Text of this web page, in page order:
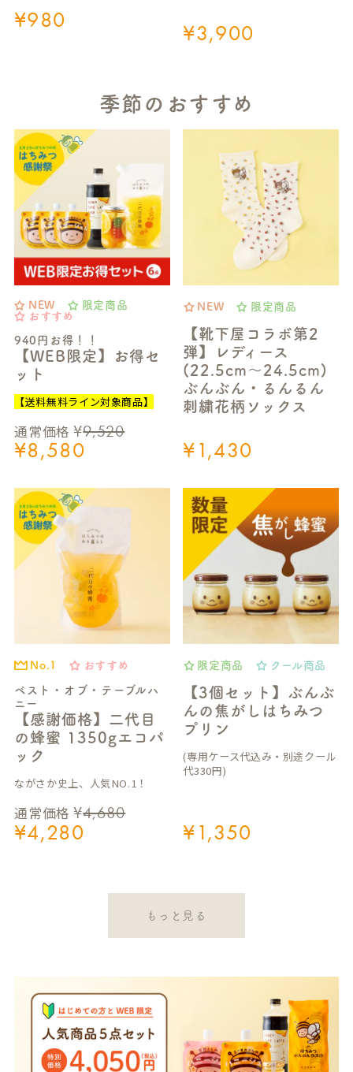
¥980 ¥3,900
季節のおすすめ
940円お得！！
【WEB限定】お得セ
ット
NEW
限定商品
おすすめ
通常価格 ¥9,520
¥8,580
【送料無料ライン対象商品】
【靴下屋コラボ第2
弾】レディース
(22.5cm～24.5cm)
ぶんぶん・るんるん
刺繍花柄ソックス
NEW 限定商品
¥1,430
ベスト・オブ・テーブルハ
ニー
【感謝価格】二代目
の蜂蜜 1350gエコパ
ック
No.1 おすすめ
通常価格 ¥4,680
¥4,280
ながさか史上、人気NO.1！
【3個セット】ぶんぶ
んの焦がしはちみつ
プリン
限定商品 クール商品
¥1,350
(専用ケース代込み・別途クール
代330円)
もっと見る